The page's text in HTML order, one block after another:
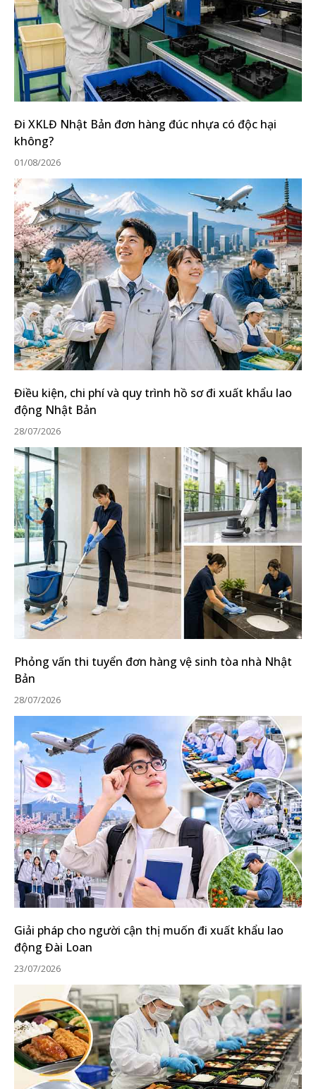
Đi XKLĐ Nhật Bản đơn hàng đúc nhựa có độc hại
không?
01/08/2026
Điều kiện, chi phí và quy trình hồ sơ đi xuất khẩu lao
động Nhật Bản
28/07/2026
Phỏng vấn thi tuyển đơn hàng vệ sinh tòa nhà Nhật
Bản
28/07/2026
Giải pháp cho người cận thị muốn đi xuất khẩu lao
động Đài Loan
23/07/2026